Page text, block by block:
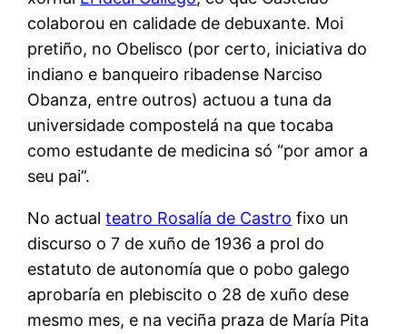
colaborou en calidade de debuxante. Moi
pretiño, no Obelisco (por certo, iniciativa do
indiano e banqueiro ribadense Narciso
Obanza, entre outros) actuou a tuna da
universidade compostelá na que tocaba
como estudante de medicina só “por amor a
seu pai”.
No actualteatro Rosalía de Castro fixo un
discurso o 7 de xuño de 1936 a prol do
estatuto de autonomía que o pobo galego
aprobaría en plebiscito o 28 de xuño dese
mesmo mes, e na veciña praza de María Pita